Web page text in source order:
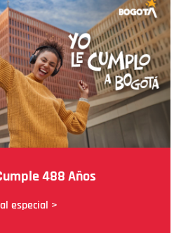
488 Años
especial >